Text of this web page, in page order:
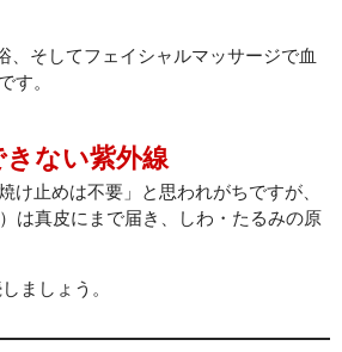
、そしてフェイシャルマッサージで血
す。
ない紫外線
け止めは不要」と思われがちですが、
は真皮にまで届き、しわ・たるみの原
ましょう。